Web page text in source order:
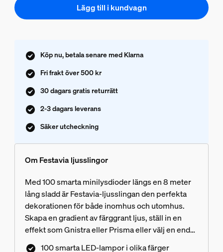
Lägg till i kundvagn
Köp nu, betala senare med Klarna
Fri frakt över 500 kr
30 dagars gratis returrätt
2-3 dagars leverans
Säker utcheckning
Om Festavia ljusslingor
Med 100 smarta minilysdioder längs en 8 meter
lång sladd är Festavia-ljusslingan den perfekta
dekorationen för både inomhus och utomhus.
Skapa en gradient av färggrant ljus, ställ in en
effekt som Gnistra eller Prisma eller välj en enda
vit nyans eller färg för ett mer traditionellt
100 smarta LED-lampor i olika färger